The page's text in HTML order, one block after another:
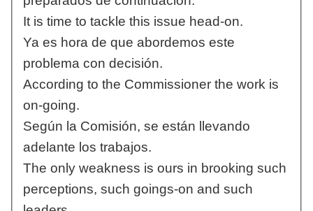
It is time to tackle this issue head-on.
Ya es hora de que abordemos este
problema con decisión.
According to the Commissioner the work is
on-going.
Según la Comisión, se están llevando
adelante los trabajos.
The only weakness is ours in brooking such
perceptions, such goings-on and such